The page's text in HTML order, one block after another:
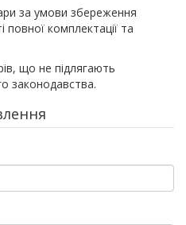
за умови збереження
повної комплектації та
що не підлягають
законодавства.